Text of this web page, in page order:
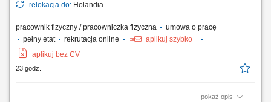
relokacja do: Holandia
pracownik fizyczny / pracowniczka fizyczna
umowa o pracę
pełny etat
rekrutacja online
aplikuj szybko
aplikuj bez CV
23 godz.
pokaż opis